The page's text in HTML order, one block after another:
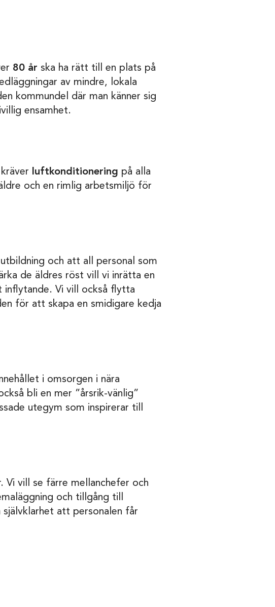
80 år ska ha rätt till en plats på
av mindre, lokala
kommundel där man känner sig
ensamhet.
luftkonditionering på alla
och en rimlig arbetsmiljö för
och att all personal som
de äldres röst vill vi inrätta en
inflytande. Vi vill också flytta
för att skapa en smidigare kedja
i omsorgen i nära
bli en mer ”årsrik-vänlig”
utegym som inspirerar till
Vi vill se färre mellanchefer och
och tillgång till
att personalen får